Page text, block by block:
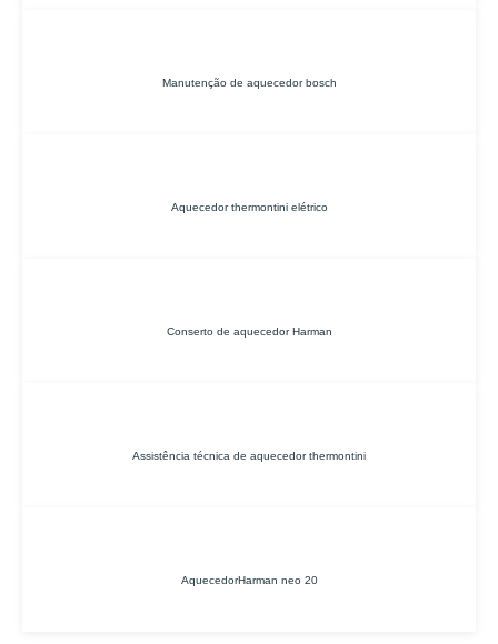
Manutenção de aquecedor bosch
Aquecedor thermontini elétrico
Conserto de aquecedor Harman
Assistência técnica de aquecedor thermontini
AquecedorHarman neo 20